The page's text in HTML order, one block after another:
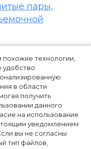
похожие технологии,
удобство
в области
получить
данного
на использование
уведомлением
вы не согласны
тип файлов,
пары,